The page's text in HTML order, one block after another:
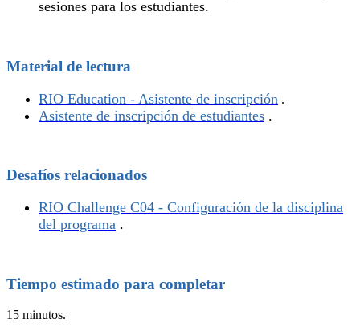
sesiones para los estudiantes.
Material de lectura
RIO Education - Asistente de inscripción .
Asistente de inscripción de estudiantes ‍.
Desafíos relacionados
RIO Challenge C04 - Configuración de la disciplina
del programa ‍.
Tiempo estimado para completar
15 minutos.